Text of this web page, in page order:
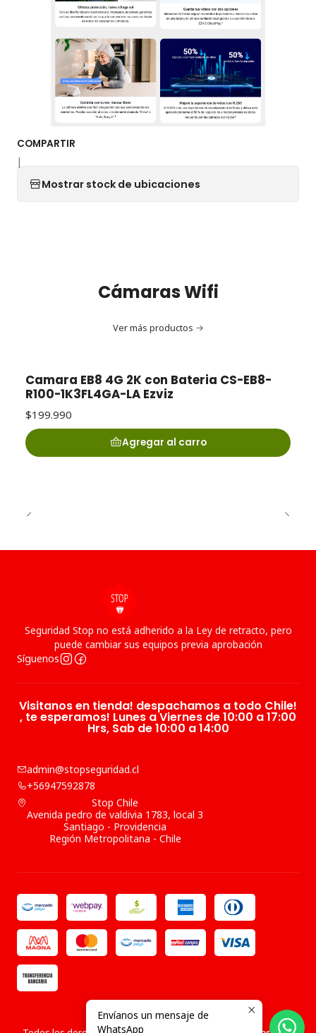
COMPARTIR
|
Mostrar stock de ubicaciones
Cámaras Wifi
Ver más productos
Camara EB8 4G 2K con Bateria CS-EB8-
R100-1K3FL4GA-LA Ezviz
$199.990
Agregar al carro
Seguridad Stop no está adherido a la Ley de retracto, pero
puede cambiar sus equipos previa aprobación
Síguenos
Visitanos en tienda! despachamos a todo Chile!
, te esperamos! Lunes a Viernes de 10:00 a 17:00
Hrs, Sab de 10:00 a 14:00
admin@stopseguridad.cl
+56947592878
Stop Chile
Avenida pedro de valdivia 1783, local 3
Santiago - Providencia
Región Metropolitana - Chile
2026 Stop Chile .
Envíanos un mensaje de
WhatsApp